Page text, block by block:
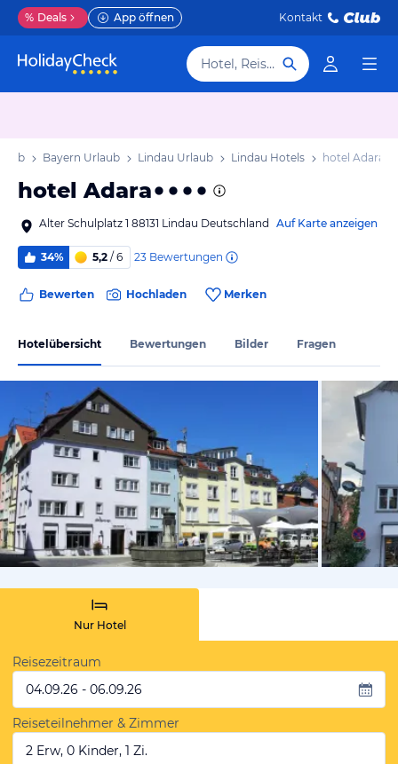
% Deals App öffnen Kontakt
Hotel, Reiseziel
Bayern Urlaub Lindau Urlaub Lindau Hotels hotel Adara
hotel Adara
Alter Schulplatz 1 88131 Lindau Deutschland Auf Karte anzeigen
34% 5,2 / 6 23 Bewertungen
Bewerten Hochladen Merken
Hotelübersicht Bewertungen Bilder Fragen
vom
Nur Hotel
Reisezeitraum
04.09.26 - 06.09.26
Reiseteilnehmer & Zimmer
2 Erw, 0 Kinder, 1 Zi.